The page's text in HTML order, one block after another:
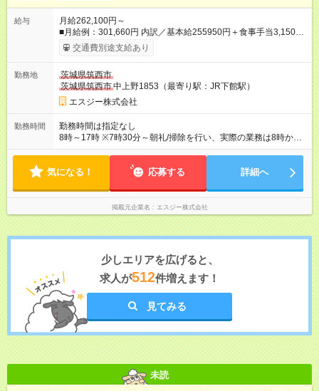
給与
月給262,100円～
■月給例：301,660円 内訳／基本給255950円＋食事手当3,150円
／月＋安全手当2,000円／月＋携帯手当1,000円＋残業代20時間
分39,560円） ※20時間超過分の残業代は別途全額支給 ※賞与は
交通費別途支給あり
勤務地
茨城県筑西市
茨城県筑西市中上野1853（最寄り駅：JR下館駅）
エスジー株式会社
勤務時間
勤務時間は指定なし
8時～17時 ※7時30分～朝礼/掃除を行い、実際の業務は8時から
開始します（残業代支給）。 ※1日の残業時間は30分程度、月
気になる！ 応募する 詳細へ
掲載元企業名 エスジー株式会社
少しエリアを広げると、
求人が512件増えます！
見てみる
未読